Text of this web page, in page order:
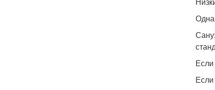
Одна
Если